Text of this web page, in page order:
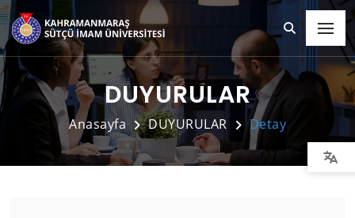
DUYURULAR
Anasayfa DUYURULAR Detay